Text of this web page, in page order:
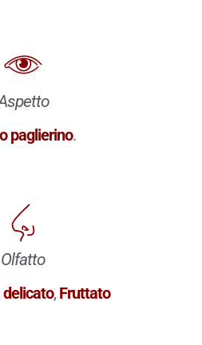
paglierino.
Olfatto
delicato, Fruttato